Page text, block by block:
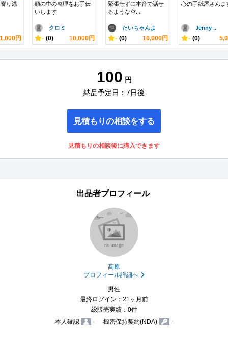
り添
1,000円
頭の中の整理をお手伝
いします
クロミ
- (0) 10,000円
緊張せずに本音で話せ
るような空...
たいちゃんよ
- (0) 10,000円
心の手紙屋さんま
Jenny ..
- (0)
100 円
納品予定日：7日後
見積もりの相談をする
見積もりの相談後に購入できます
出品者プロフィール
髙原
プロフィール詳細へ
男性
最終ログイン：21ヶ月前
総販売実績：0件
本人確認
- 機密保持契約(NDA) -